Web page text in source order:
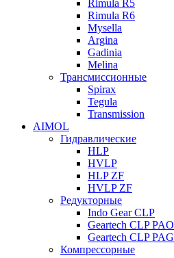
Rimula R5
Rimula R6
Mysella
Argina
Gadinia
Melina
Трансмиссионные
Spirax
Tegula
Transmission
AIMOL
Гидравлические
HLP
HVLP
HLP ZF
HVLP ZF
Редукторные
Indo Gear CLP
Geartech CLP PAO
Geartech CLP PAG
Компрессорные